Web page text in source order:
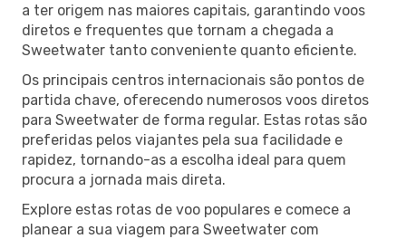
a ter origem nas maiores capitais, garantindo voos
diretos e frequentes que tornam a chegada a
Sweetwater tanto conveniente quanto eficiente.
Os principais centros internacionais são pontos de
partida chave, oferecendo numerosos voos diretos
para Sweetwater de forma regular. Estas rotas são
preferidas pelos viajantes pela sua facilidade e
rapidez, tornando-as a escolha ideal para quem
procura a jornada mais direta.
Explore estas rotas de voo populares e comece a
planear a sua viagem para Sweetwater com